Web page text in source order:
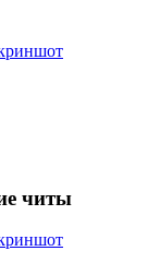
читы